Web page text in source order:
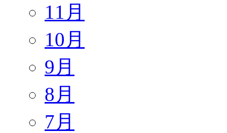
11月
10月
9月
8月
7月